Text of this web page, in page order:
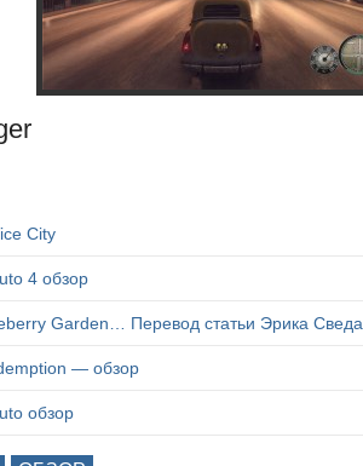
City
4 обзор
Garden… Перевод статьи Эрика
— обзор
обзор